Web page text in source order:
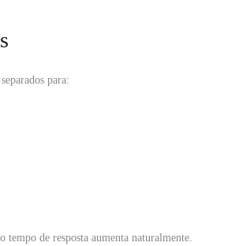
para:
tempo de resposta aumenta naturalmente.